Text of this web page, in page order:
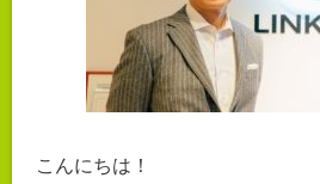
こんにちは！